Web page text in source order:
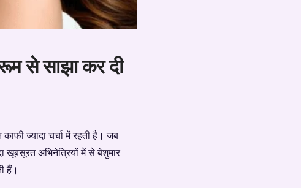
से साझा कर दी
ज्यादा चर्चा में रहती है। जब
खूबसूरत अभिनेत्रियों में से बेशुमार
हैं।